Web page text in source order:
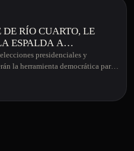
RÍO CUARTO, LE
ESPALDA A
NACIONAL Y DA SU
CHAVES Y A
presidenciales y
la herramienta democrática par…